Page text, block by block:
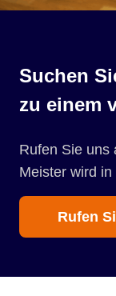
Suchen
zu einem
Rufen Sie uns
Meister wird
Rufen